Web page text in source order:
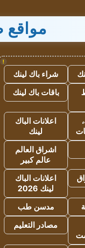
مواقع
!
شراء باك لينك
باقات باك لينك
اعلانات الباك
لينك
اشراق العالم
عالم كبير
اعلانات الباك
لينك 2026
مدسن طب
مصادر التعليم